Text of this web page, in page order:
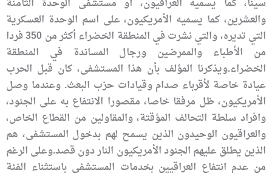
سينا، كما يسميه العراقيون، أو مستشفى الوحدة الثامنة
والعشرين، كما يسميه الأمريكيون، على اسم الوحدة العسكرية
التي تديره، والتي نشرت في المنطقة الخضراء أكثر من 350 فردا
من الأطباء والممرضين ورجال المساندة في المنطقة
الخضراء.ويذكرنا المؤلف بأن هذا المستشفى، كان قبل الحرب
عيادة خاصة لأقرباء صدام وقيادات حزب البعث. وعندما وصل
الأمريكيون، ظل مرفقا خاصا، مقصورا الانتفاع به على الجنود،
وافراد سلطة التحالف المؤقتة، والمقاولين من القطاع الخاص،
والعراقيون الوحيدون الذين يسمح لهم بدخول المستشفى، هم
الذين يطلق عليهم الجنود الأمريكيون النار دون قصد.وعلى الرغم
من عدم انتفاع العراقيين بخدمات المستشفى باستثناء الفئة